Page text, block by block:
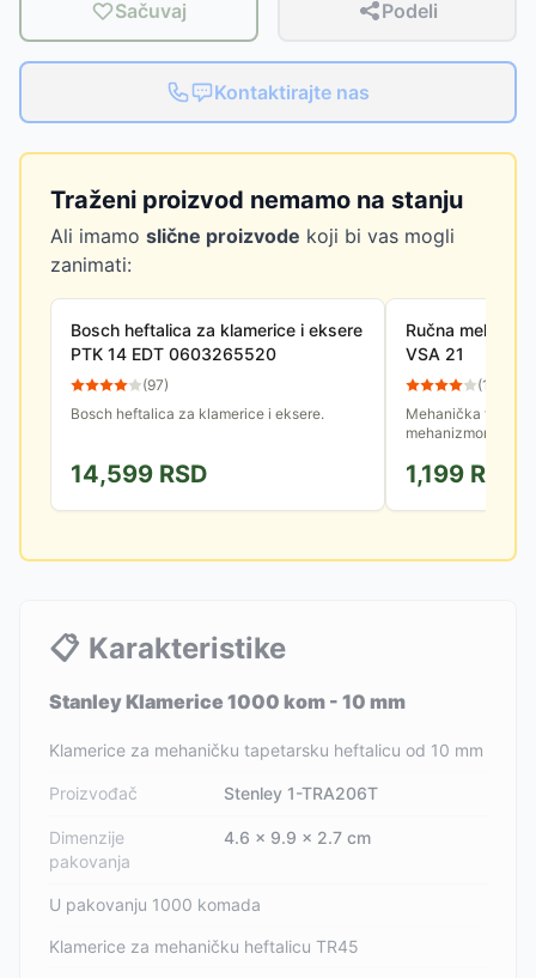
Sačuvaj Podeli
Kontaktirajte nas
Traženi proizvod nemamo na stanju
Ali imamo slične proizvode koji bi vas mogli
zanimati:
Bosch heftalica za klamerice i eksere
PTK 14 EDT 0603265520
(97)
Bosch heftalica za klamerice i eksere.
14,599 RSD
Ručna
VSA 21
(14
Mehanička
mehanizmom i
od 4, 6 i 8 mm.
1,199 RSD
📋 Karakteristike
Stanley Klamerice 1000 kom - 10 mm
Klamerice za mehaničku tapetarsku heftalicu od 10 mm
Proizvođač Stenley 1-TRA206T
Dimenzije
pakovanja
4.6 x 9.9 x 2.7 cm
U pakovanju 1000 komada
Klamerice za mehaničku heftalicu TR45